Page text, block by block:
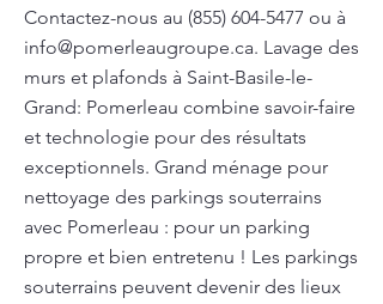
Contactez-nous au (855) 604-5477 ou à
info@pomerleaugroupe.ca. Lavage des
murs et plafonds à Saint-Basile-le-
Grand: Pomerleau combine savoir-faire
et technologie pour des résultats
exceptionnels. Grand ménage pour
nettoyage des parkings souterrains
avec Pomerleau : pour un parking
propre et bien entretenu ! Les parkings
souterrains peuvent devenir des lieux